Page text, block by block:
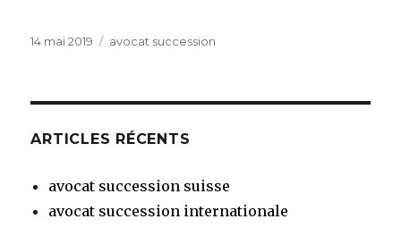
Publié
14 mai 2019 Catégories
avocat succession
ARTICLES RÉCENTS
avocat succession suisse
avocat succession internationale